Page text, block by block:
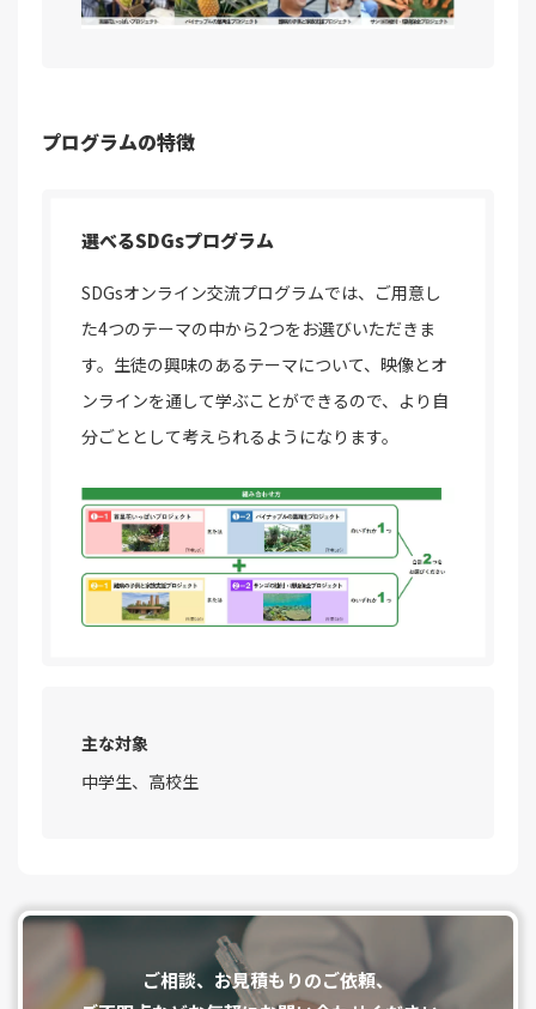
プログラムの特徴
選べるSDGsプログラム
SDGsオンライン交流プログラムでは、ご用意し
た4つのテーマの中から2つをお選びいただきま
す。生徒の興味のあるテーマについて、映像とオ
ンラインを通して学ぶことができるので、より自
分ごととして考えられるようになります。
主な対象
中学生、高校生
ご相談、お⾒積もりのご依頼、